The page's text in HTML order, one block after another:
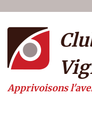
Menu du
Apprivoisons